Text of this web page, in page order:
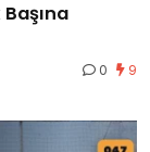
0 9